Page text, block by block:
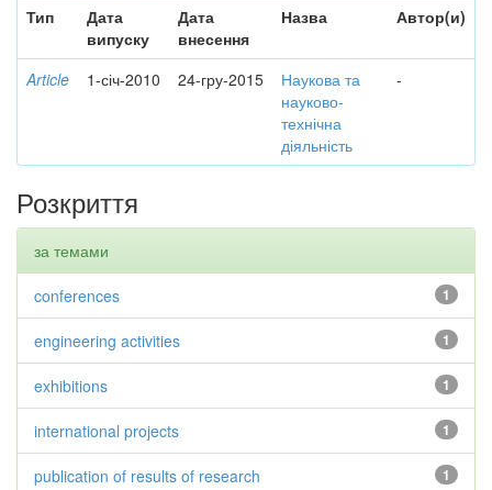
Тип
Дата
випуску
Дата
внесення
Назва Автор(и)
Article 1-січ-2010 24-гру-2015
Наукова та
науково-
технічна
діяльність
-
Розкриття
за темами
1
conferences
1
engineering activities
1
exhibitions
1
international projects
1
publication of results of research